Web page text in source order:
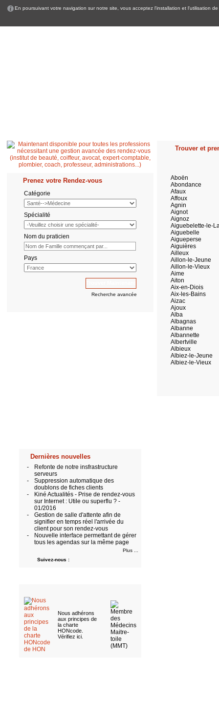
En poursuivant votre navigation sur notre site, vous acceptez l'installation et l'utilisation
Prenez votre Rendez-vous
Catégorie
Spécialité
Nom du praticien
Pays
Recherche avancée
Dernières nouvelles
-
Refonte de notre insfrastructure
serveurs
-
Suppression automatique des
doublons de fiches clients
-
Kiné Actualités - Prise de rendez-vous
sur Internet : Utile ou superflu ? -
01/2016
-
Gestion de salle d'attente afin de
signifier en temps réel l'arrivée du
client pour son rendez-vous
-
Nouvelle interface permettant de gérer
tous les agendas sur la même page
Plus ...
Suivez-nous :
Nous adhérons
aux principes de
la charte
HONcode.
Vérifiez ici.
Trouver et
Aboën
Abondance
Afaux
Affoux
Agnin
Aignot
Aignoz
Aiguebelette-le-
Aiguebelle
Aigueperse
Aiguières
Ailleux
Aillon-le-Jeune
Aillon-le-Vieux
Aime
Aiton
Aix-en-Diois
Aix-les-Bains
Aizac
Ajoux
Alba
Albagnas
Albanne
Albannette
Albertville
Albieux
Albiez-le-Jeune
Albiez-le-Vieux